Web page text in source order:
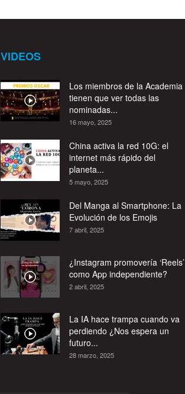
VIDEOS
Los miembros de la Academia
tienen que ver todas las
nominadas...
16 mayo, 2025
China activa la red 10G: el
internet más rápido del
planeta...
5 mayo, 2025
Del Manga al Smartphone: La
Evolución de los Emojis
7 abril, 2025
¿Instagram promovería ‘Reels’
como App independiente?
2 abril, 2025
La IA hace trampa cuando va
perdiendo ¿Nos espera un
futuro...
28 marzo, 2025